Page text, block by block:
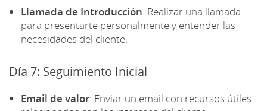
Llamada de Introducción: Realizar una llamada
para presentarte personalmente y entender las
necesidades del cliente.
Día 7: Seguimiento Inicial
Email de valor: Enviar un email con recursos útiles